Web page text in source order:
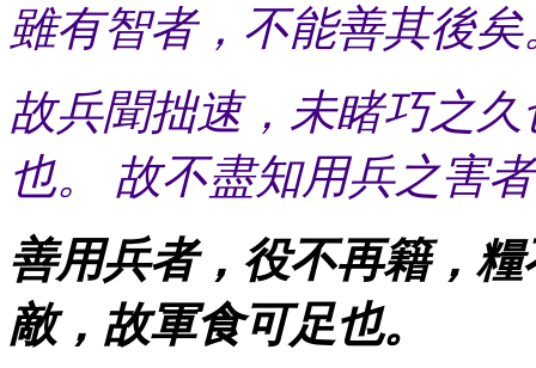
雖有智者，不能善其後矣
故兵聞拙速，未睹巧之
也。 故不盡知用兵之害
善用兵者，役不再籍，
敵，故軍食可足也。